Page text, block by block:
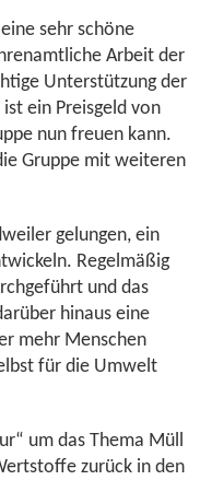
sehr schöne
Arbeit der
Unterstützung der
ein Preisgeld von
nun freuen kann.
Gruppe mit weiteren
gelungen, ein
Regelmäßig
und das
hinaus eine
mehr Menschen
für die Umwelt
um das Thema Müll
zurück in den